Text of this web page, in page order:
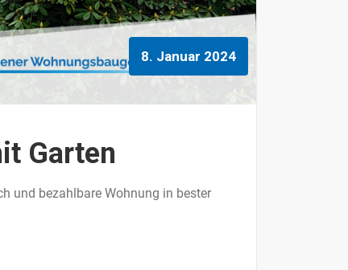
8. Januar 2024
Garten
und bezahlbare Wohnung in bester